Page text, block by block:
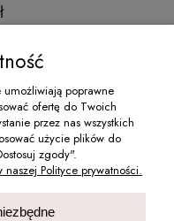
poprawne
ofertę do Twoich
przez nas wszystkich
użycie plików do
zgody".
Polityce prywatności.